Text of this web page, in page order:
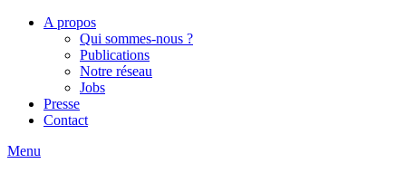
A propos
Qui sommes-nous ?
Publications
Notre réseau
Jobs
Presse
Contact
Menu